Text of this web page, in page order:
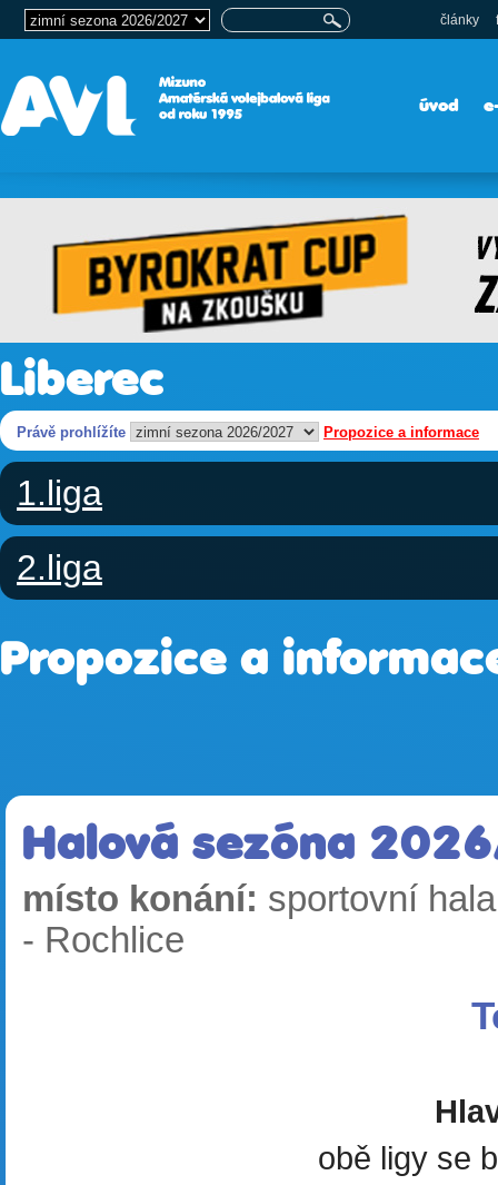
články
úvod
Liberec
Právě prohlížíte Propozice a informace
1.liga
2.liga
Propozice a
Halová sezóna
místo konání: sportovní
- Rochlice
obě ligy se